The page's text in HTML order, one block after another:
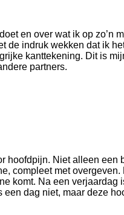
en over wat ik op zo’n
de indruk wekken dat ik
kanttekening. Dit is
partners.
hoofdpijn. Niet alleen een
compleet met overgeven.
komt. Na een verjaardag
een dag niet, maar deze